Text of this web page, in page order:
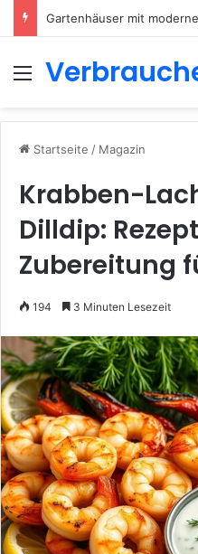
Menü
Startseite / Magazin
Krabben-
Dilldip:
Zubereitung
194 3 Minuten Lesezeit